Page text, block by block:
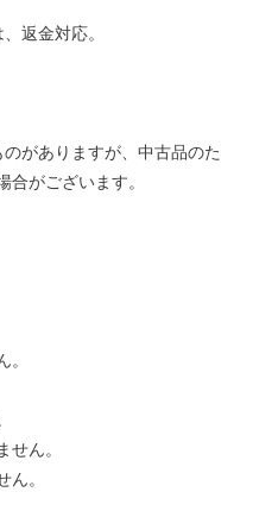
返金対応。
がありますが、中古品のた
がございます。
ん。
。